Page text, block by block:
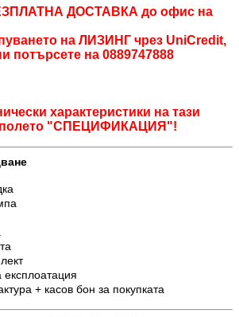
ДОСТАВКА до офис на
на ЛИЗИНГ чрез UniCredit,
потърсете на 0889747888
характеристики на тази
полето "СПЕЦИФИКАЦИЯ"!
експлоатация
+ касов бон за покупката